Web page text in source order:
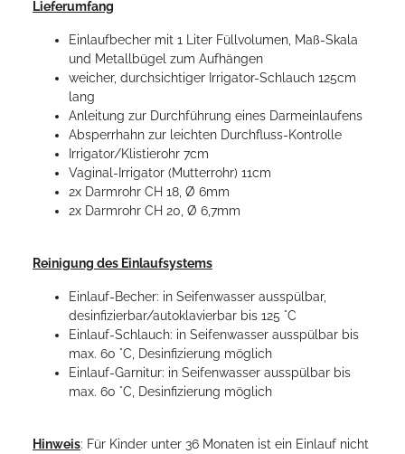
Lieferumfang
Einlaufbecher mit 1 Liter Füllvolumen, Maß-Skala
und Metallbügel zum Aufhängen
weicher, durchsichtiger Irrigator-Schlauch 125cm
lang
Anleitung zur Durchführung eines Darmeinlaufens
Absperrhahn zur leichten Durchfluss-Kontrolle
Irrigator/Klistierohr 7cm
Vaginal-Irrigator (Mutterrohr) 11cm
2x Darmrohr CH 18, Ø 6mm
2x Darmrohr CH 20, Ø 6,7mm
Reinigung des Einlaufsystems
Einlauf-Becher: in Seifenwasser ausspülbar,
desinfizierbar/autoklavierbar bis 125 °C
Einlauf-Schlauch: in Seifenwasser ausspülbar bis
max. 60 °C, Desinfizierung möglich
Einlauf-Garnitur: in Seifenwasser ausspülbar bis
max. 60 °C, Desinfizierung möglich
Hinweis: Für Kinder unter 36 Monaten ist ein Einlauf nicht